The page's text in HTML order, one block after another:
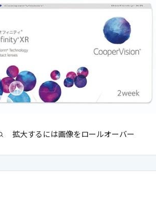
拡大するには画像をロールオーバー